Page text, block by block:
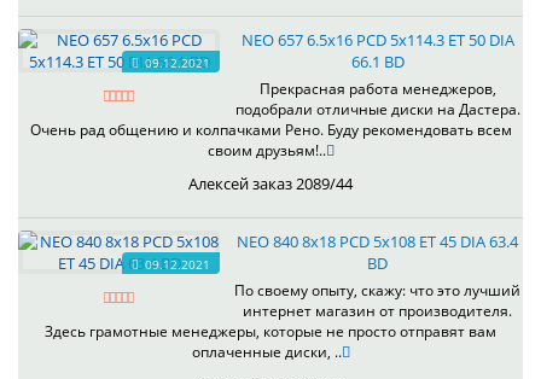
09.12.2021
NEO 657 6.5x16 PCD 5x114.3 ET 50 DIA
66.1 BD
Прекрасная работа менеджеров,
подобрали отличные диски на Дастера.
Очень рад общению и колпачками Рено. Буду рекомендовать всем
своим друзьям!..
Алексей заказ 2089/44
09.12.2021
NEO 840 8x18 PCD 5x108 ET 45 DIA 63.4
BD
По своему опыту, скажу: что это лучший
интернет магазин от производителя.
Здесь грамотные менеджеры, которые не просто отправят вам
оплаченные диски, ..